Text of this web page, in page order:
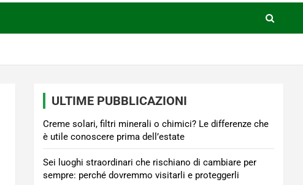
ULTIME PUBBLICAZIONI
Creme solari, filtri minerali o chimici? Le differenze che
è utile conoscere prima dell’estate
Sei luoghi straordinari che rischiano di cambiare per
sempre: perché dovremmo visitarli e proteggerli